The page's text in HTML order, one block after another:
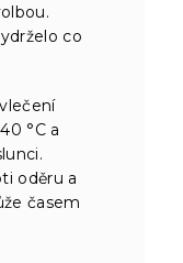
co
°C a
oděru a
časem